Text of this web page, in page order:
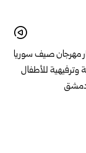
مهرجان صيف سوريا